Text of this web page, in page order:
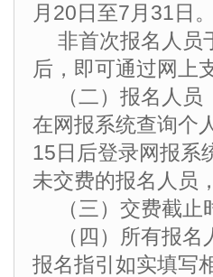
月20日至7月31日。
非首次报名人员
后，即可通过网上
（二）报名人
在网报系统查询个
15日后登录网报系
未交费的报名人员
（三）交费截
（四）所有报
报名指引如实填写